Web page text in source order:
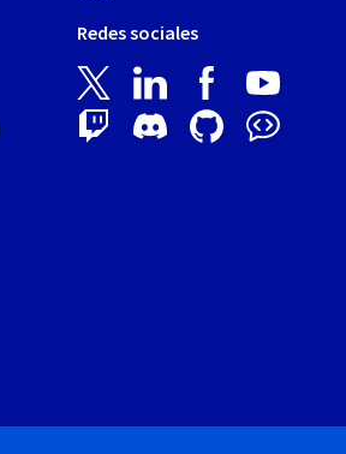
Redes sociales